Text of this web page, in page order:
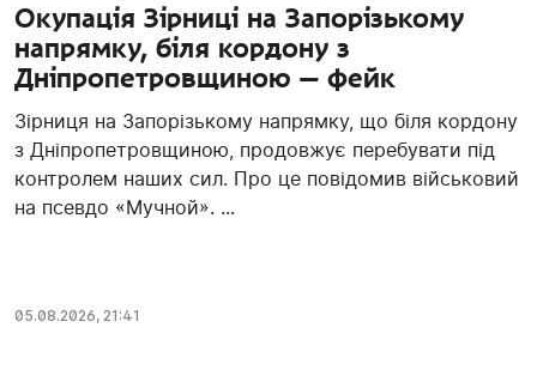
Окупація Зірниці на Запорізькому
напрямку, біля кордону з
Дніпропетровщиною — фейк
Зірниця на Запорізькому напрямку, що біля кордону
з Дніпропетровщиною, продовжує перебувати під
контролем наших сил. Про це повідомив військовий
на псевдо «Мучной». ...
05.08.2026, 21:41